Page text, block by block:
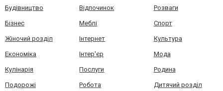
Будівництво Відпочинок Розваги
Бізнес Меблі Спорт
Жіночий розділ Інтернет Культура
Економіка Інтер'єр Мода
Кулінарія Послуги Родина
Подорожі Робота Дитячий розділ